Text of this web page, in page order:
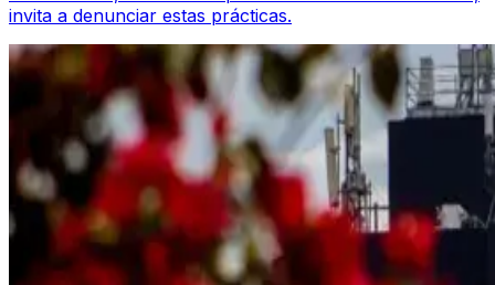
invita a denunciar estas prácticas.